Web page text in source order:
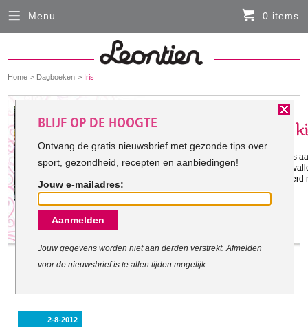
You
here:
Home Dagboeken Iris
Gestart met mijn doel: 2-8-2012
Ik ben in een korte periode veel kilo's
voor 29 maart minstens 15 kilo af te
Ik heb meerdere pogingen
helaas.
2-8-2012
Menu 0 items
Sluiten
HARDLOOPKLEDING
FIETSKLEDING
SERVICE
Inloggen
Contact- en adresgegevens
Levertijd, retourneren, ruilen
BLIJF OP DE HOOGTE
Ontvang de gratis nieuwsbrief met gezonde tips over
sport, gezondheid, recepten en aanbiedingen!
Jouw e-mailadres:
Aanmelden
Jouw gegevens worden niet aan derden verstrekt. Afmelden
voor de nieuwsbrief is te allen tijden mogelijk.